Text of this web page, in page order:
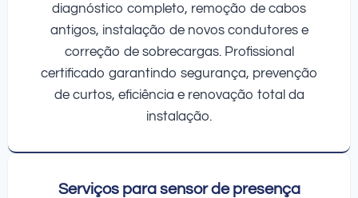
diagnóstico completo, remoção de cabos
antigos, instalação de novos condutores e
correção de sobrecargas. Profissional
certificado garantindo segurança, prevenção
de curtos, eficiência e renovação total da
instalação.
Serviços para sensor de presença